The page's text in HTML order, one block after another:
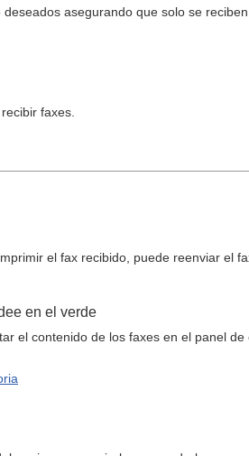
asegurando que solo se
faxes.
el fax recibido, puede reenviar el
en el verde
el contenido de los faxes en el panel